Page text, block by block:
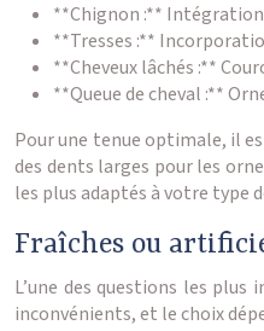
**Chignon :** Intégration
**Tresses :**
**Cheveux lâchés :**
**Queue de cheval :**
Pour une tenue optimale, il
des dents larges pour les
les plus adaptés à votre type
Fraîches ou
L’une des questions les
inconvénients, et le choix